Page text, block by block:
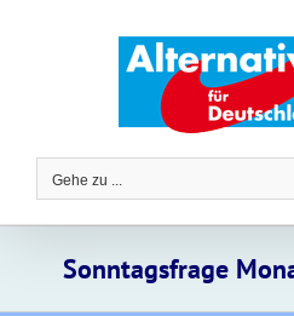
Gehe zu ...
Sonntagsfrage